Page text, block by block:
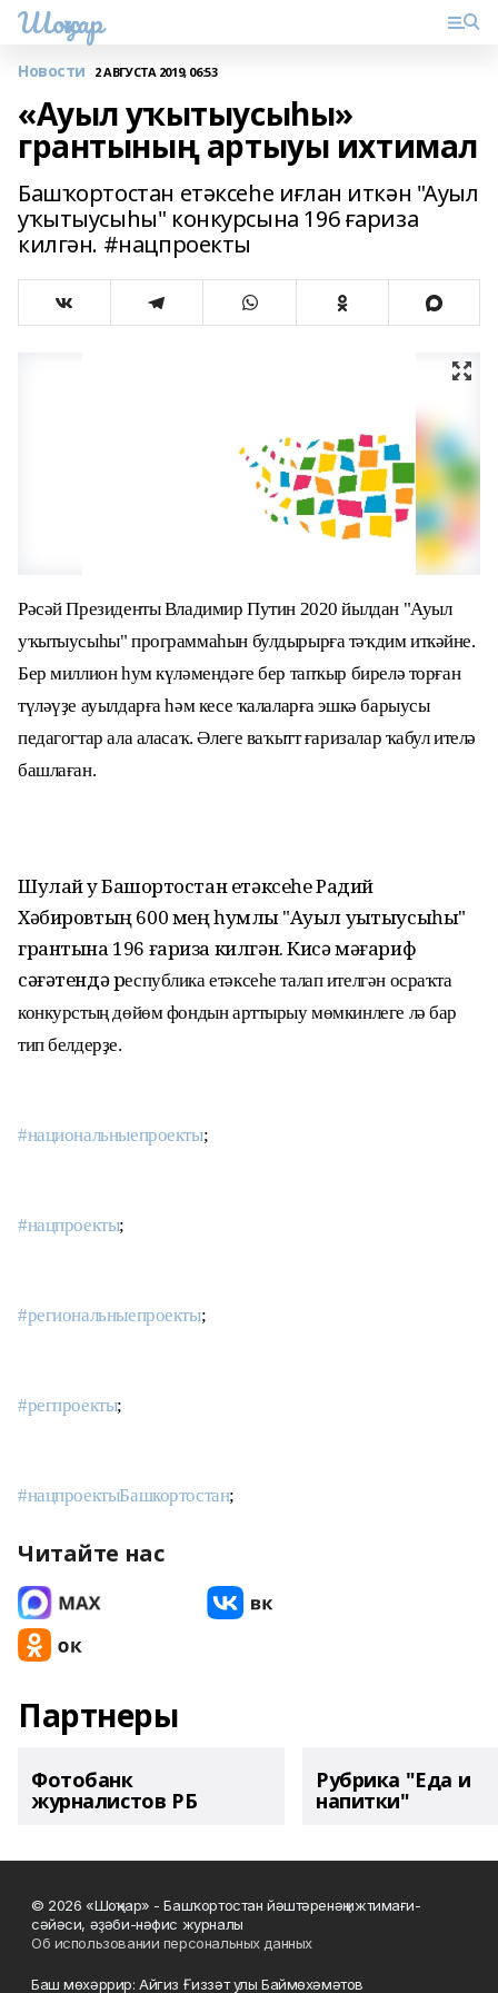
Шоңҡар
Новости 2 АВГУСТА 2019, 06:53
«Ауыл уҡытыусыһы»
грантының артыуы ихтимал
Башҡортостан етәксеһе иғлан иткән "Ауыл
уҡытыусыһы" конкурсына 196 ғариза
килгән. #нацпроекты
Рәсәй Президенты Владимир Путин 2020 йылдан "Ауыл
уҡытыусыһы" программаһын булдырырға тәҡдим иткәйне.
Бер миллион һум күләмендәге бер тапҡыр бирелә торған
түләүҙе ауылдарға һәм кесе ҡалаларға эшкә барыусы
педагогтар ала аласаҡ. Әлеге ваҡытт ғаризалар ҡабул ителә
башлаған.
Шулай уҡ Башҡортостан етәксеһе Радий
Хәбировтың 600 мең һумлыҡ "Ауыл уҡытыусыһы"
грантына 196 ғариза килгән. Кисә мәғариф
сәғәтендә республика етәксеһе талап ителгән осраҡта
конкурстың дөйөм фондын арттырыу мөмкинлеге лә бар
тип белдерҙе.
#национальныепроекты;
#нацпроекты;
#региональныепроекты;
#регпроекты;
#нацпроектыБашкортостан;
Читайте нас
Партнеры
Фотобанк
журналистов РБ
Рубрика "Еда и
напитки"
© 2026 «Шоңҡар» - Башҡортостан йәштәренәң ижтимағи-
сәйәси, әҙәби-нәфис журналы
Об использовании персональных данных
Баш мөхәррир: Айгиз Ғиззәт улы Баймөхәмәтов